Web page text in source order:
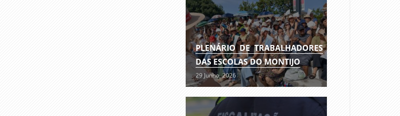
PLENÁRIO DE TRABALHADORES
DAS ESCOLAS DO MONTIJO
29 Junho, 2026